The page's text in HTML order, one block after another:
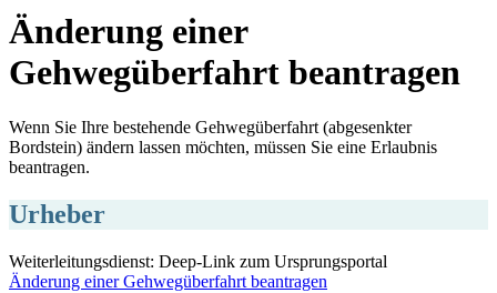
Änderung einer
Gehwegüberfahrt beantragen
Wenn Sie Ihre bestehende Gehwegüberfahrt (abgesenkter
Bordstein) ändern lassen möchten, müssen Sie eine Erlaubnis
beantragen.
Urheber
Weiterleitungsdienst: Deep-Link zum Ursprungsportal
Änderung einer Gehwegüberfahrt beantragen